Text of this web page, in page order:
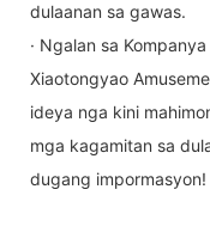
dulaanan sa gawas.
· Ngalan sa
Xiaotongyao
ideya nga kini
mga kagamitan sa
dugang impormasyon!